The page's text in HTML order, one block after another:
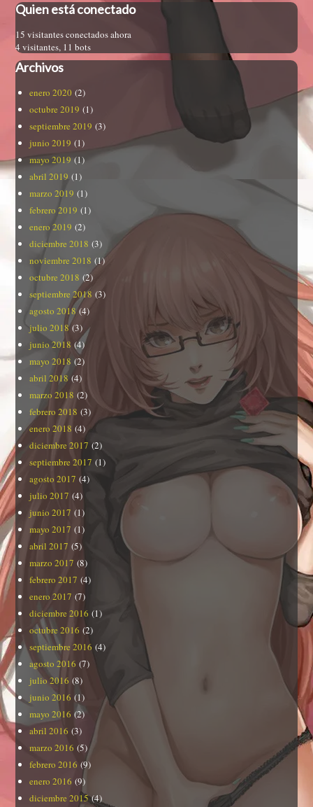
Quien está conectado
15 visitantes conectados ahora
4 visitantes, 11 bots
Archivos
enero 2020 (2)
octubre 2019 (1)
septiembre 2019 (3)
junio 2019 (1)
mayo 2019(1)
abril 2019 (1)
marzo 2019 (1)
febrero 2019 (1)
enero 2019 (2)
diciembre 2018 (3)
noviembre 2018 (1)
octubre 2018 (2)
septiembre 2018 (3)
agosto 2018(4)
julio 2018(3)
junio 2018 (4)
mayo 2018 (2)
abril 2018 (4)
marzo 2018 (2)
febrero 2018 (3)
enero 2018 (4)
diciembre 2017 (2)
septiembre 2017 (1)
agosto 2017 (4)
julio 2017 (4)
junio 2017 (1)
mayo 2017 (1)
abril 2017 (5)
marzo 2017 (8)
febrero 2017 (4)
enero 2017 (7)
diciembre 2016 (1)
octubre 2016 (2)
septiembre 2016 (4)
agosto 2016 (7)
julio 2016 (8)
junio 2016 (1)
mayo 2016 (2)
abril 2016 (3)
marzo 2016 (5)
febrero 2016 (9)
enero 2016 (9)
diciembre 2015(4)